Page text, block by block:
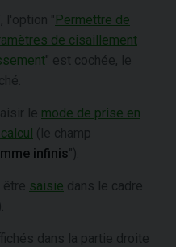
l'option "Permettre de
de cisaillement
" est cochée, le
le mode de prise en
(le champ
infinis").
être saisie dans le cadre
dans la partie droite